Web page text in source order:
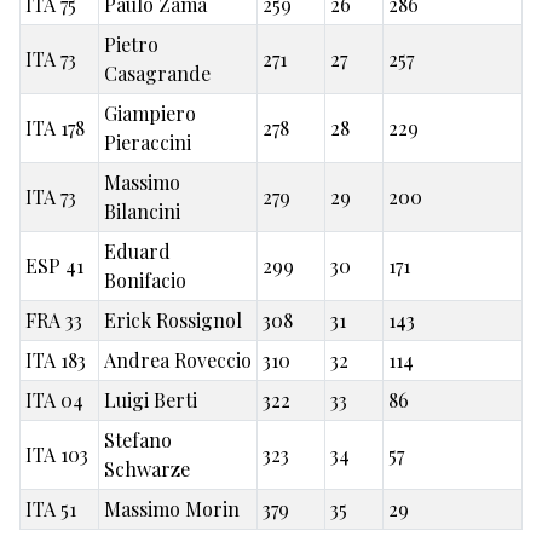
ITA 73
Pietro
Casagrande
271 27 257
ITA 178
Giampiero
Pieraccini
278 28 229
ITA 73
Massimo
Bilancini
279 29 200
ESP 41
Eduard
Bonifacio
299 30 171
FRA 33 Erick Rossignol 308 31
143
ITA 183
Andrea Roveccio 310 32
114
ITA 04
Luigi Berti 322 33 86
ITA 103
Stefano
Schwarze
323 34 57
ITA 51 Massimo Morin 379 35 29